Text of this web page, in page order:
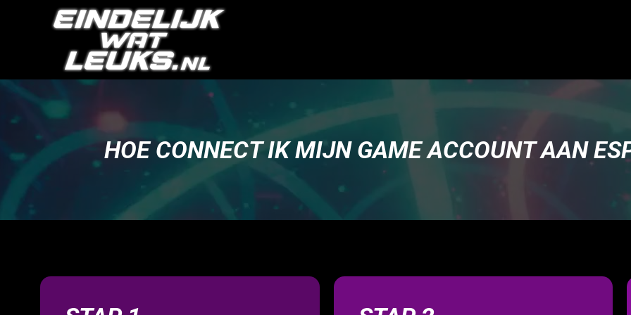
HOE CONNECT IK MIJN GAME ACCOUNT AAN